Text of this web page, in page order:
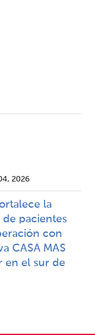
, 2026
la
pacientes
con
CASA MAS
en el sur de